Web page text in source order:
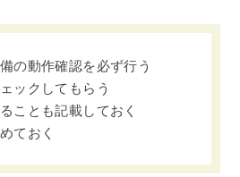
の動作確認を必ず行う
ックしてもらう
ことも記載しておく
ておく